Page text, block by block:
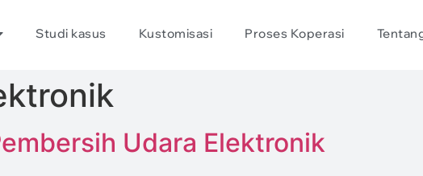
Studi kasus Kustomisasi Proses Koperasi
Udara Elektronik